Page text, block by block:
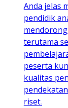
Anda jelas
pendidik
terutama
peserta
kualitas
riset.